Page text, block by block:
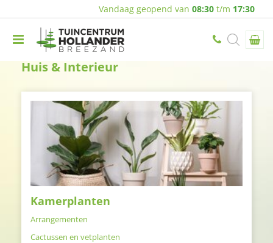
Vandaag geopend van 08:30 t/m 17:30
Huis & Interieur
Kamerplanten
Arrangementen
Cactussen en vetplanten